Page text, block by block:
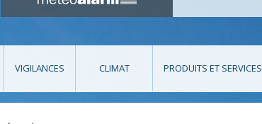
VIGILANCES CLIMAT PRODUITS ET SERVICES